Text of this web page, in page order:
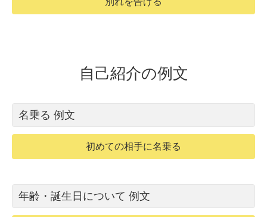
自己紹介の例文
名乗る 例文
初めての相手に名乗る
年齢・誕生日について 例文